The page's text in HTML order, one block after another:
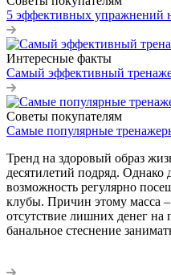
5 эффективных упражнений
Интересные факты
Самый эффективный
Советы покупателям
Самые популярные
Тренд на здоровый образ
десятилетий подряд. Однако
возможность регулярно
клубы. Причин этому масса
отсутствие лишних денег на
банальное стеснение